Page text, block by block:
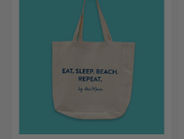
подаръци.